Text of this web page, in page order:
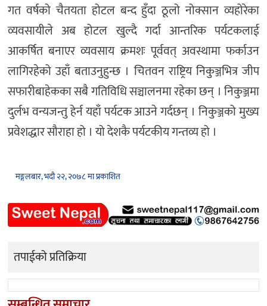
गत वर्षको चैतयता होटल बन्द हुँदा ठूलो नोक्सान व्यहोरेका
व्यवसायीले अब होटल खुल्दै गर्दा आन्तरिक पर्यटकलाई
आकर्षित बनाएर व्यवसाय क्रमशः पूर्ववत् अवस्थामा फर्काउन
लागिरहेको उहाँ बताउनुहुन्छ । चितवन राष्ट्रिय निकुञ्जभित्र जीप
सफारीबाहेकका सबै गतिविधि सञ्चालनमा रहेका छन् । निकुञ्जमा
दुर्लभ वन्यजन्तु हेर्न यहाँ पर्यटक आउने गर्दछन् । निकुञ्जको मुख्य
प्रवेशद्धार सौराहा हो । यो देशकै पर्यटकीय गन्तव्य हो ।
मङ्गलबार, भदौ २२, २०७८ मा प्रकाशित
तपाईको प्रतिक्रिया